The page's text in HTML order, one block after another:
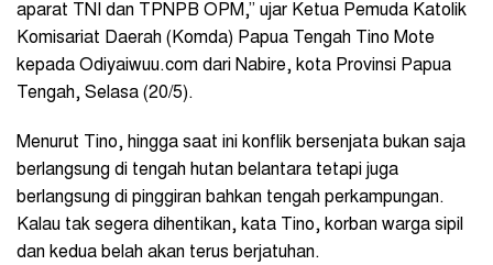
aparat TNI dan TPNPB OPM,” ujar Ketua Pemuda Katolik
Komisariat Daerah (Komda) Papua Tengah Tino Mote
kepada Odiyaiwuu.com dari Nabire, kota Provinsi Papua
Tengah, Selasa (20/5).
Menurut Tino, hingga saat ini konflik bersenjata bukan saja
berlangsung di tengah hutan belantara tetapi juga
berlangsung di pinggiran bahkan tengah perkampungan.
Kalau tak segera dihentikan, kata Tino, korban warga sipil
dan kedua belah akan terus berjatuhan.